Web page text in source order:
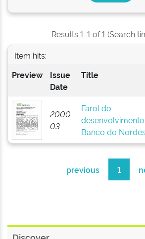
Results 1-1 of 1 (Search
Item hits:
Preview
Issue
Date
Title
2000-
03
Farol do
desenvolvimento
Banco do
previous 1